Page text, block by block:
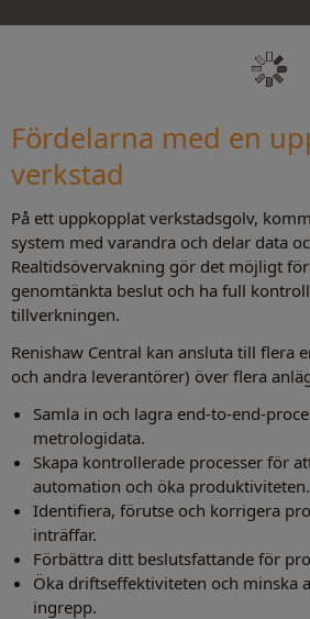
Fördelarna med en
verkstad
På ett uppkopplat verkstadsgolv,
system med varandra och delar data
Realtidsövervakning gör det möjligt
genomtänkta beslut och ha full
tillverkningen.
Renishaw Central kan ansluta till flera
och andra leverantörer) över flera
Samla in och lagra end-to-end-
metrologidata.
Skapa kontrollerade processer för
automation och öka produktiviteten.
Identifiera, förutse och korrigera
inträffar.
Förbättra ditt beslutsfattande för
Öka driftseffektiviteten och minska
ingrepp.